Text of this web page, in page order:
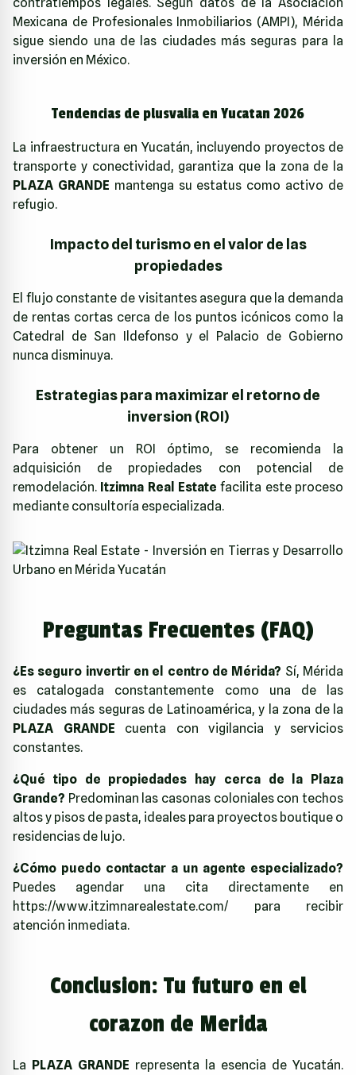
Mexicana de Profesionales Inmobiliarios (AMPI), Mérida
sigue siendo una de las ciudades más seguras para la
inversión en México.
Tendencias de plusvalia en Yucatan 2026
La infraestructura en Yucatán, incluyendo proyectos de
transporte y conectividad, garantiza que la zona de la
PLAZA GRANDE mantenga su estatus como activo de
refugio.
Impacto del turismo en el valor de las
propiedades
El flujo constante de visitantes asegura que la demanda
de rentas cortas cerca de los puntos icónicos como la
Catedral de San Ildefonso y el Palacio de Gobierno
nunca disminuya.
Estrategias para maximizar el retorno de
inversion (ROI)
Para obtener un ROI óptimo, se recomienda la
adquisición de propiedades con potencial de
remodelación. Itzimna Real Estate facilita este proceso
mediante consultoría especializada.
Preguntas Frecuentes (FAQ)
¿Es seguro invertir en el centro de Mérida? Sí, Mérida
es catalogada constantemente como una de las
ciudades más seguras de Latinoamérica, y la zona de la
PLAZA GRANDE cuenta con vigilancia y servicios
constantes.
¿Qué tipo de propiedades hay cerca de la Plaza
Grande? Predominan las casonas coloniales con techos
altos y pisos de pasta, ideales para proyectos boutique o
residencias de lujo.
¿Cómo puedo contactar a un agente especializado?
Puedes agendar una cita directamente en
https://www.itzimnarealestate.com/ para recibir
atención inmediata.
Conclusion: Tu futuro en el
corazon de Merida
La PLAZA GRANDE representa la esencia de Yucatán.